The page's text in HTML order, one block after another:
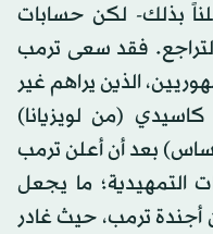
بذلك- لكن حسابات
فقد سعى ترمب
الذين يراهم غير
كاسيدي (من لويزيانا)
بعد أن أعلن ترمب
التمهيدية؛ ما يجعل
أجندة ترمب، حيث غادر